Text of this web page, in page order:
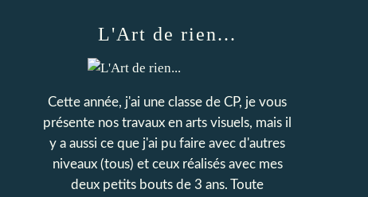
L'Art de rien...
Cette année, j'ai une classe de CP, je vous
présente nos travaux en arts visuels, mais il
y a aussi ce que j'ai pu faire avec d'autres
niveaux (tous) et ceux réalisés avec mes
deux petits bouts de 3 ans. Toute